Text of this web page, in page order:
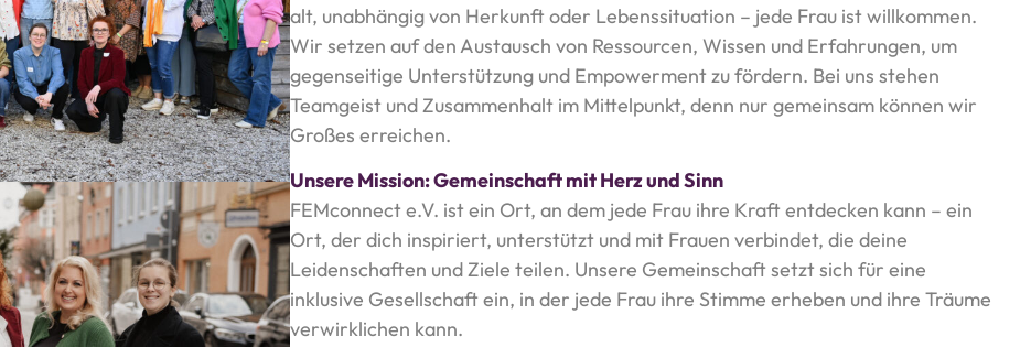
alt, unabhängig von Herkunft oder Lebenssituation – jede Frau ist willkommen.
Wir setzen auf den Austausch von Ressourcen, Wissen und Erfahrungen, um
gegenseitige Unterstützung und Empowerment zu fördern. Bei uns stehen
Teamgeist und Zusammenhalt im Mittelpunkt, denn nur gemeinsam können wir
Großes erreichen.
Unsere Mission: Gemeinschaft mit Herz und Sinn
FEMconnect e.V. ist ein Ort, an dem jede Frau ihre Kraft entdecken kann – ein
Ort, der dich inspiriert, unterstützt und mit Frauen verbindet, die deine
Leidenschaften und Ziele teilen. Unsere Gemeinschaft setzt sich für eine
inklusive Gesellschaft ein, in der jede Frau ihre Stimme erheben und ihre Träume
verwirklichen kann.